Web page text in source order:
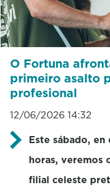
O Fortuna
primeiro asalto
profesional
12/06/2026 14:32
Este sábado, en
horas, veremos
filial celeste